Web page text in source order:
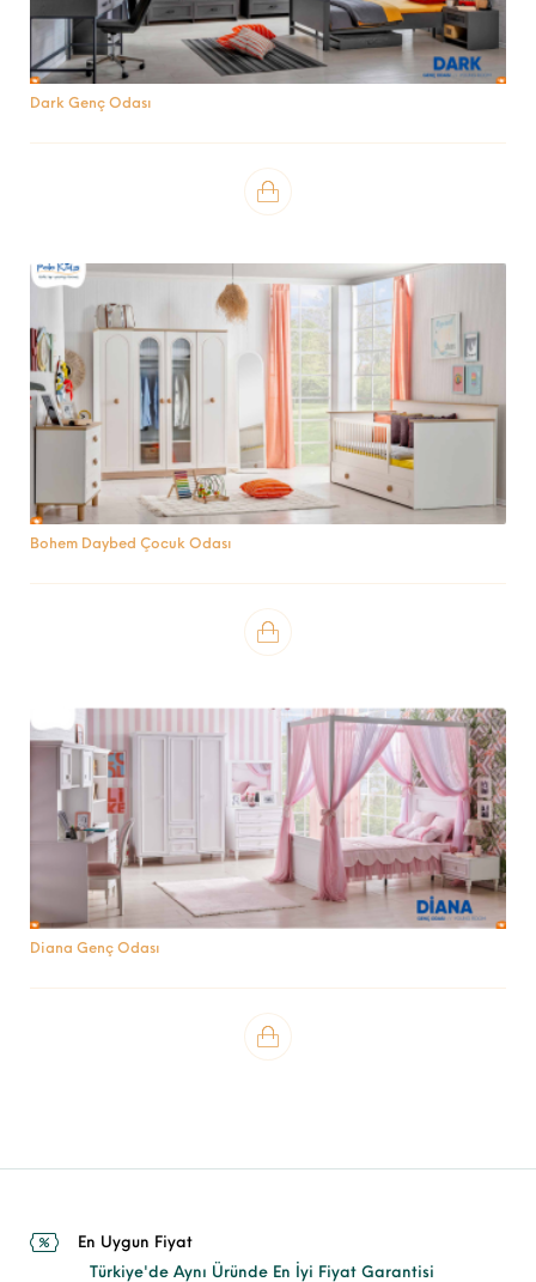
Dark Genç Odası
Bohem Daybed Çocuk Odası
Diana Genç Odası
En Uygun Fiyat
Türkiye'de Aynı Üründe En İyi Fiyat Garantisi